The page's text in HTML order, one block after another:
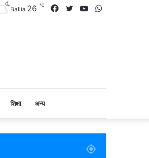
YouTube
Twitter
Facebook
Ballia 26 ℃
शिक्षा अन्य